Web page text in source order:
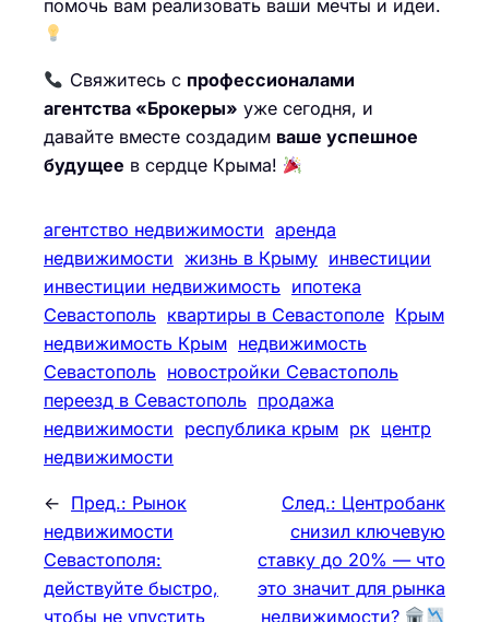
помочь вам реализовать ваши мечты и идеи.
Свяжитесь с профессионалами
агентства «Брокеры» уже сегодня, и
давайте вместе создадим ваше успешное
будущее в сердце Крыма!
агентство недвижимости аренда
недвижимости жизнь в Крыму инвестиции
инвестиции недвижимость ипотека
Севастополь квартиры в Севастополе Крым
недвижимость Крым недвижимость
Севастополь новостройки Севастополь
переезд в Севастополь продажа
недвижимости республика крым рк центр
недвижимости
← Пред.: Рынок
недвижимости
Севастополя:
действуйте быстро,
чтобы не упустить
След.: Центробанк
снизил ключевую
ставку до 20% — что
это значит для рынка
недвижимости?